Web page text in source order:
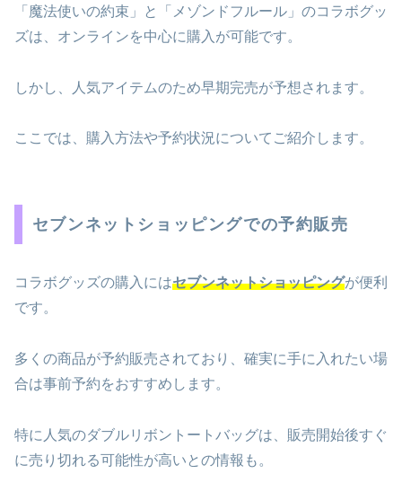
「魔法使いの約束」と「メゾンドフルール」のコラボグッ
ズは、オンラインを中心に購入が可能です。
しかし、人気アイテムのため早期完売が予想されます。
ここでは、購入方法や予約状況についてご紹介します。
セブンネットショッピングでの予約販売
コラボグッズの購入にはセブンネットショッピングが便利
です。
多くの商品が予約販売されており、確実に手に入れたい場
合は事前予約をおすすめします。
特に人気のダブルリボントートバッグは、販売開始後すぐ
に売り切れる可能性が高いとの情報も。